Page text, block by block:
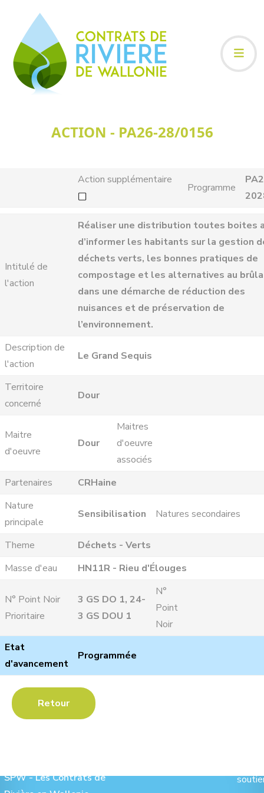
ACTION - PA26-28/0156
Action supplémentaire
Programme
Intitulé de
l'action
Réaliser une distribution toutes boites
d’informer les habitants sur la gestion
déchets verts, les bonnes pratiques de
compostage et les alternatives au
dans une démarche de réduction des
nuisances et de préservation de
l’environnement.
Description de
l'action
Le Grand Sequis
Territoire
concerné
Dour
Maitre
d'oeuvre
Dour
Maitres
d'oeuvre
associés
Partenaires
CRHaine
Nature
principale
Sensibilisation Natures secondaires
Theme
Déchets - Verts
Masse d'eau
HN11R - Rieu d'Élouges
N° Point Noir
Prioritaire
3 GS DO 1, 24-
3 GS DOU 1
N°
Point
Noir
Etat
d'avancement
Programmée
Retour
SPW - Les Contrats de